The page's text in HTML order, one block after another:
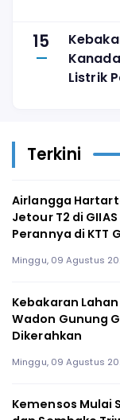
15
Listrik
Terkini
Airlangga
Jetour T2 di
Perannya di KTT
Minggu, 09 Agustus
Kebakaran
Wadon Gunung
Dikerahkan
Minggu, 09 Agustus
Kemensos Mulai